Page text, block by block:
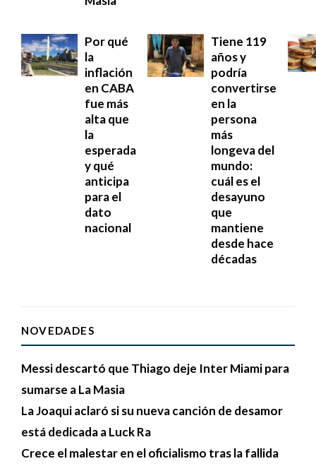
Por qué
la
inflación
en CABA
fue más
alta que
la
esperada
y qué
anticipa
para el
dato
nacional
Tiene 119
años y
podría
convertirse
en la
persona
más
longeva del
mundo:
cuál es el
desayuno
que
mantiene
desde hace
décadas
NOVEDADES
Messi descartó que Thiago deje Inter Miami para
sumarse a La Masia
La Joaqui aclaró si su nueva canción de desamor
está dedicada a Luck Ra
Crece el malestar en el oficialismo tras la fallida